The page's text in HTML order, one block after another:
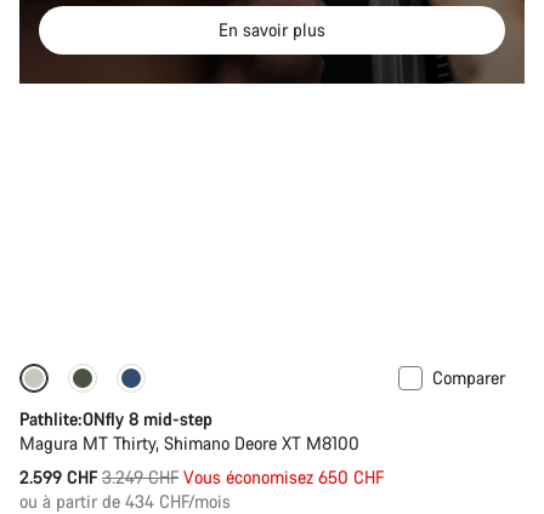
En savoir plus
-20%
Comparer
Pathlite:ONfly 8 mid-step
Magura MT Thirty, Shimano Deore XT M8100
2.599 CHF Prix
3.249 CHF Vous économisez 650 CHF
ou à partir de 434 CHF/mois